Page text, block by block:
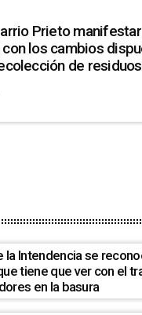
Prieto
los cambios
de
la Intendencia se
tiene que ver con el
en la basura